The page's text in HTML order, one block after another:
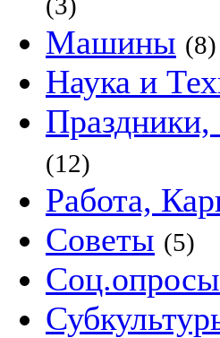
Машины (8)
Наука и
(12)
Работа,
Советы (5)
Соц.опросы